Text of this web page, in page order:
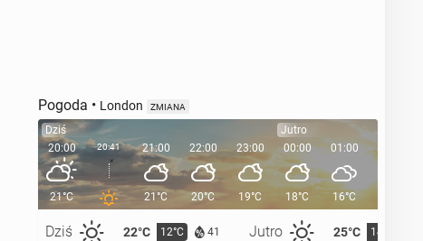
Pogoda • London ZMIANA
Dziś
20:00
21°C
Dziś 22°C 12°C 41 Jutro 25°C 14°C
20:41 21:00
21°C
22:00
20°C
23:00
19°C
Jutro
00:00
18°C
01:00
16°C
02:00